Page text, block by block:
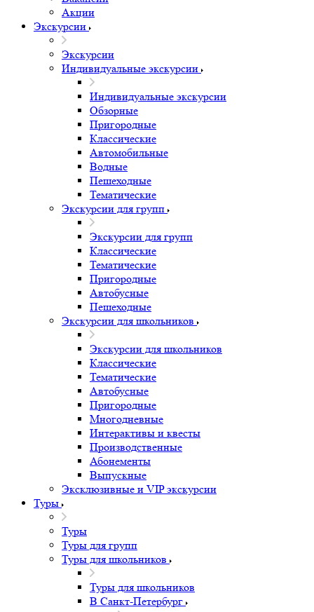
Акции
Экскурсии
Экскурсии
Индивидуальные экскурсии
Индивидуальные экскурсии
Обзорные
Пригородные
Классические
Автомобильные
Водные
Пешеходные
Тематические
Экскурсии для групп
Экскурсии для групп
Классические
Тематические
Пригородные
Автобусные
Пешеходные
Экскурсии для школьников
Экскурсии для школьников
Классические
Тематические
Автобусные
Пригородные
Многодневные
Интерактивы и квесты
Производственные
Абонементы
Выпускные
Эксклюзивные и VIP экскурсии
Туры
Туры
Туры для групп
Туры для школьников
Туры для школьников
В Санкт-Петербург